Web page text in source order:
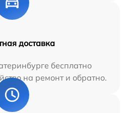
доставка
бесплатно
на ремонт и обратно.